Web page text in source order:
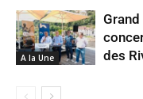
A la Une
des